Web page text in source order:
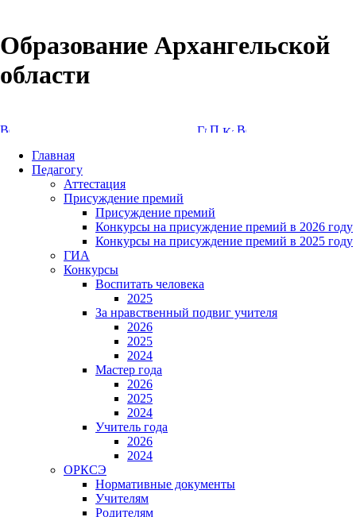
Образование Архангельской
области
Главная
Педагогу
Аттестация
Присуждение премий
Присуждение премий
Конкурсы на присуждение премий в 2026 году
Конкурсы на присуждение премий в 2025 году
ГИА
Конкурсы
Воспитать человека
2025
За нравственный подвиг учителя
2026
2025
2024
Мастер года
2026
2025
2024
Учитель года
2026
2024
ОРКСЭ
Нормативные документы
Учителям
Родителям